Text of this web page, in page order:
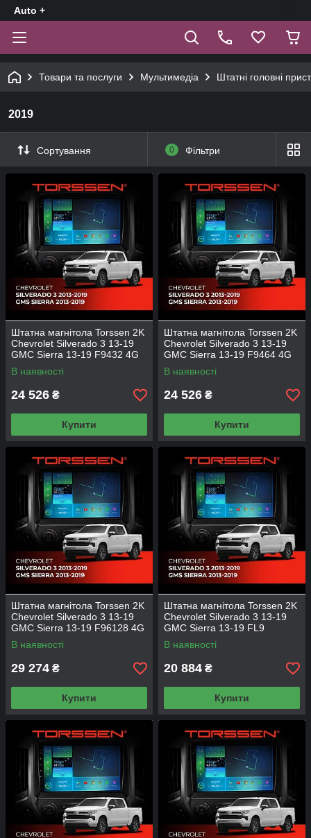
Auto +
Товари та послуги Мультимедіа Штатні головні
2019
Сортування 0 Фільтри
Штатна магнітола Torssen 2K
Chevrolet Silverado 3 13-19
GMC Sierra 13-19 F9432 4G
Carplay DSP
В наявності
24 526 ₴
Купити
Штатна магнітола Torssen 2K
Chevrolet Silverado 3 13-19
GMC Sierra 13-19 F9464 4G
Carplay DSP
В наявності
24 526 ₴
Купити
Штатна магнітола Torssen 2K
Chevrolet Silverado 3 13-19
GMC Sierra 13-19 F96128 4G
Carplay DSP
В наявності
29 274 ₴
Купити
Штатна магнітола Torssen 2K
Chevrolet Silverado 3 13-19
GMC Sierra 13-19 FL9
4+64Gb 4G Carplay DSP
В наявності
20 884 ₴
Купити